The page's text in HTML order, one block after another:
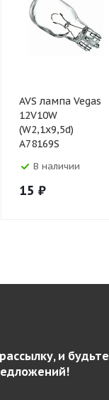
AVS лампа Vegas
12V10W
(W2,1х9,5d)
A78169S
В наличии
15 ₽
и будьте